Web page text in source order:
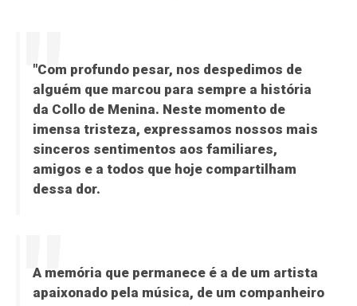
"Com profundo pesar, nos despedimos de
alguém que marcou para sempre a história
da Collo de Menina. Neste momento de
imensa tristeza, expressamos nossos mais
sinceros sentimentos aos familiares,
amigos e a todos que hoje compartilham
dessa dor.
A memória que permanece é a de um artista
apaixonado pela música, de um companheiro